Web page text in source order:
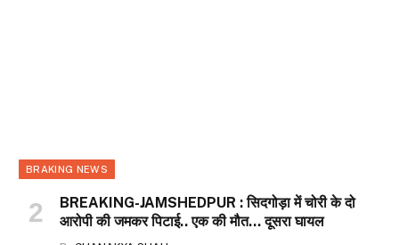
BRAKING NEWS
BREAKING-JAMSHEDPUR : सिदगोड़ा में चोरी के दो
आरोपी की जमकर पिटाई.. एक की मौत… दूसरा घायल